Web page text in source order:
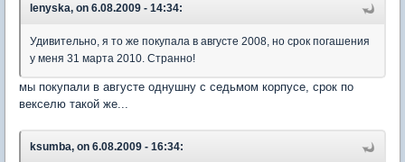
lenyska, on 6.08.2009 - 14:34:
Удивительно, я то же покупала в августе 2008, но срок погашения
у меня 31 марта 2010. Странно!
мы покупали в августе однушну с седьмом корпусе, срок по
векселю такой же...
ksumba, on 6.08.2009 - 16:34: